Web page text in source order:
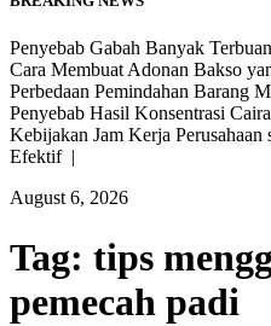
Penyebab Gabah Banyak
Cara Membuat Adonan Bakso
Perbedaan Pemindahan Barang
Penyebab Hasil Konsentrasi
Kebijakan Jam Kerja Perusahaan
Efektif |
August 6, 2026
Tag: tips
pemecah padi